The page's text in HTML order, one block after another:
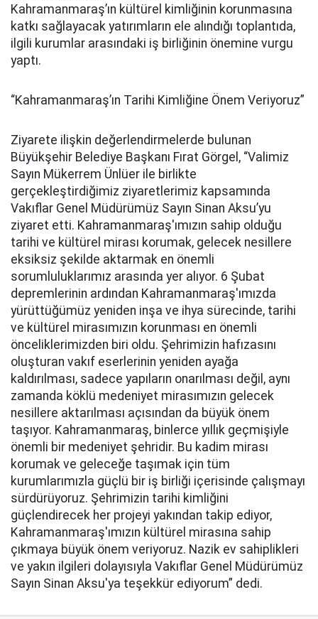
Kahramanmaraş’ın kültürel kimliğinin korunmasına
katkı sağlayacak yatırımların ele alındığı toplantıda,
ilgili kurumlar arasındaki iş birliğinin önemine vurgu
yaptı.
“Kahramanmaraş’ın Tarihi Kimliğine Önem Veriyoruz”
Ziyarete ilişkin değerlendirmelerde bulunan
Büyükşehir Belediye Başkanı Fırat Görgel, “Valimiz
Sayın Mükerrem Ünlüer ile birlikte
gerçekleştirdiğimiz ziyaretlerimiz kapsamında
Vakıflar Genel Müdürümüz Sayın Sinan Aksu’yu
ziyaret etti. Kahramanmaraş'ımızın sahip olduğu
tarihi ve kültürel mirası korumak, gelecek nesillere
eksiksiz şekilde aktarmak en önemli
sorumluluklarımız arasında yer alıyor. 6 Şubat
depremlerinin ardından Kahramanmaraş'ımızda
yürüttüğümüz yeniden inşa ve ihya sürecinde, tarihi
ve kültürel mirasımızın korunması en önemli
önceliklerimizden biri oldu. Şehrimizin hafızasını
oluşturan vakıf eserlerinin yeniden ayağa
kaldırılması, sadece yapıların onarılması değil, aynı
zamanda köklü medeniyet mirasımızın gelecek
nesillere aktarılması açısından da büyük önem
taşıyor. Kahramanmaraş, binlerce yıllık geçmişiyle
önemli bir medeniyet şehridir. Bu kadim mirası
korumak ve geleceğe taşımak için tüm
kurumlarımızla güçlü bir iş birliği içerisinde çalışmayı
sürdürüyoruz. Şehrimizin tarihi kimliğini
güçlendirecek her projeyi yakından takip ediyor,
Kahramanmaraş'ımızın kültürel mirasına sahip
çıkmaya büyük önem veriyoruz. Nazik ev sahiplikleri
ve yakın ilgileri dolayısıyla Vakıflar Genel Müdürümüz
Sayın Sinan Aksu'ya teşekkür ediyorum” dedi.